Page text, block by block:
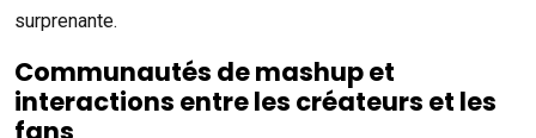
surprenante.
Communautés de mashup et
interactions entre les créateurs et les